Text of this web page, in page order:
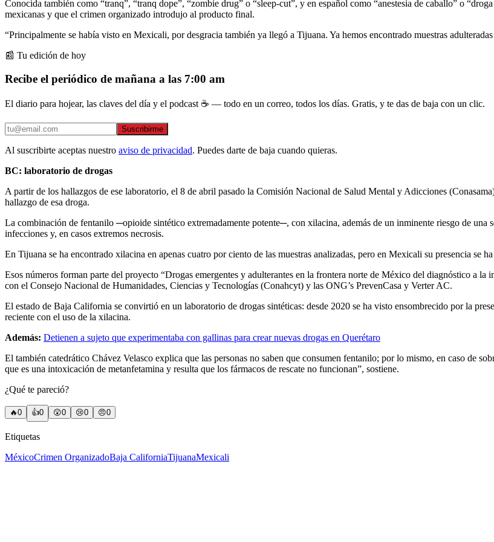
Conocida también como “tranq”, “tranq dope”, “zombie drug” o “sleep-cut”, y en español como “anestesia de caballo” o
mexicanas y que el crimen organizado introdujo al producto final.
“Principalmente se había visto en Mexicali, por desgracia también ya llegó a Tijuana. Ya hemos encontrado muestras
📰 Tu edición de hoy
Recibe el periódico de mañana a las 7:00 am
El diario para hojear, las claves del día y el podcast ☕ — todo en un correo, todos los días. Gratis, y te das de baja con un clic.
Suscribirme
Al suscribirte aceptas nuestro aviso de privacidad. Puedes darte de baja cuando quieras.
BC: laboratorio de drogas
A partir de los hallazgos de ese laboratorio, el 8 de abril pasado la Comisión Nacional de Salud Mental y Adicciones
hallazgo de esa droga.
La combinación de fentanilo ─opioide sintético extremadamente potente─, con xilacina, además de un inminente riesgo de una
infecciones y, en casos extremos necrosis.
En Tijuana se ha encontrado xilacina en apenas cuatro por ciento de las muestras analizadas, pero en Mexicali su presencia se
Esos números forman parte del proyecto “Drogas emergentes y adulterantes en la frontera norte de México del diagnóstico a
con el Consejo Nacional de Humanidades, Ciencias y Tecnologías (Conahcyt) y las ONG’s PrevenCasa y Verter AC.
El estado de Baja California se convirtió en un laboratorio de drogas sintéticas: desde 2020 se ha visto ensombrecido por la
reciente con el uso de la xilacina.
Además: Detienen a sujeto que experimentaba con gallinas para crear nuevas drogas en Querétaro
El también catedrático Chávez Velasco explica que las personas no saben que consumen fentanilo; por lo mismo, en caso de
que es una intoxicación de metanfetamina y resulta que los fármacos de rescate no funcionan”, sostiene.
¿Qué te pareció?
🔥0 👍0 😲0 😢0 😠0
Etiquetas
MéxicoCrimen OrganizadoBaja CaliforniaTijuanaMexicali